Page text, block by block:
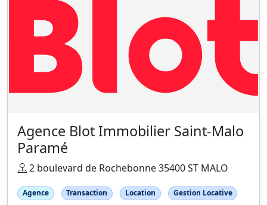
Agence Blot Immobilier Saint-Malo
Paramé
2 boulevard de Rochebonne 35400 ST MALO
Agence Transaction Location Gestion Locative